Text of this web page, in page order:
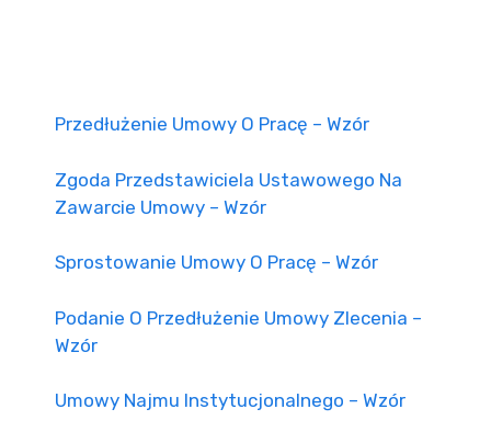
Przedłużenie Umowy O Pracę – Wzór
Zgoda Przedstawiciela Ustawowego Na
Zawarcie Umowy – Wzór
Sprostowanie Umowy O Pracę – Wzór
Podanie O Przedłużenie Umowy Zlecenia –
Wzór
Umowy Najmu Instytucjonalnego – Wzór